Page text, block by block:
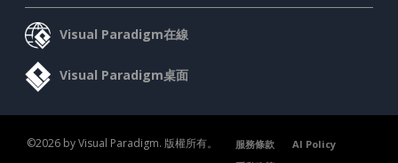
Visual Paradigm在線
Visual Paradigm桌面
©2026 by Visual Paradigm. 版權所有。 服務條款
AI Policy